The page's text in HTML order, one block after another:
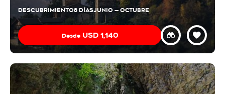
DESCUBRIMIENTO8 DÍASJUNIO — OCTUBRE
Desde USD 1,140